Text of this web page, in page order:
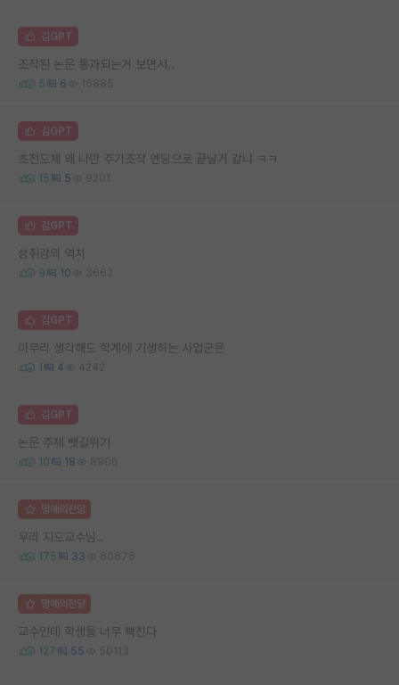
김GPT
조작된 논문 통과되는거 보면서..
5 6 16885
김GPT
초전도체 왜 나만 주가조작 엔딩으로 끝날거 같냐 ㅋㅋ
15 5 9201
김GPT
성취감의 역치
9 10 3662
김GPT
아무리 생각해도 학계에 기생하는 사업군은
1 4 4242
김GPT
논문 주제 뺏길위기
10 18 8906
명예의전당
우리 지도교수님..
175 33 60675
명예의전당
교수인데 학생들 너무 빡친다
127 55 50113